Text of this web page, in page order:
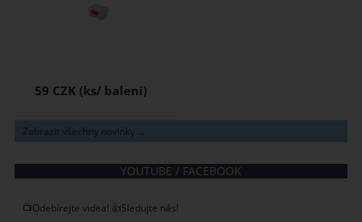
59 CZK
Zobrazit všechny novinky ...
YOUTUBE / FACEBOOK
📺Odebírejte videa! 👍Sledujte nás!